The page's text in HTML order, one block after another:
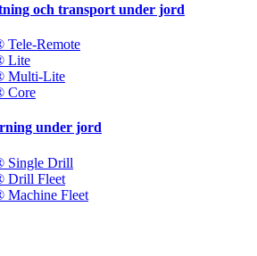
och transport under jord
Remote
Lite
Multi-Lite
Core
under jord
Single Drill
Drill Fleet
Machine Fleet